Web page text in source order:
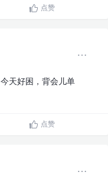
点赞
今天好困，背会儿单
点赞